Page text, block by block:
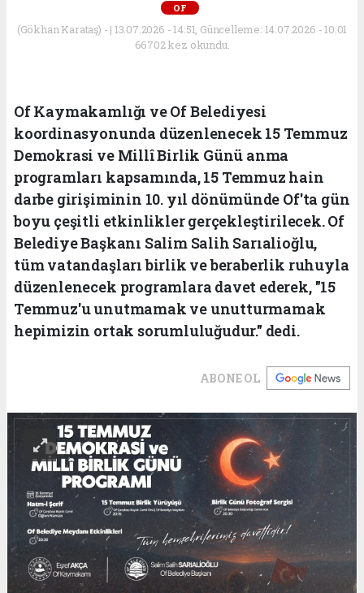
OF
(Gökhan Karataş) - | 13.07.2026 - 14:51, Güncelleme: 14.07.2026 - 10:01
66702 kez okundu.
Of Kaymakamlığı ve Of Belediyesi
koordinasyonunda düzenlenecek 15 Temmuz
Demokrasi ve Millî Birlik Günü anma
programları kapsamında, 15 Temmuz hain
darbe girişiminin 10. yıl dönümünde Of'ta gün
boyu çeşitli etkinlikler gerçekleştirilecek. Of
Belediye Başkanı Salim Salih Sarıalioğlu,
tüm vatandaşları birlik ve beraberlik ruhuyla
düzenlenecek programlara davet ederek, "15
Temmuz'u unutmamak ve unutturmamak
hepimizin ortak sorumluluğudur." dedi.
ABONE OL